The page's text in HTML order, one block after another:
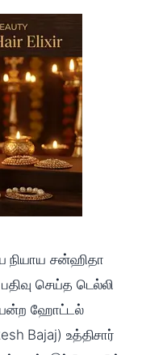
நியாய சன்ஹிதா
செய்த டெல்லி
ஹோட்டல்
Bajaj) உத்திசார்